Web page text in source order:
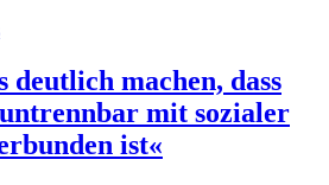
deutlich machen, dass
mit sozialer
ist«